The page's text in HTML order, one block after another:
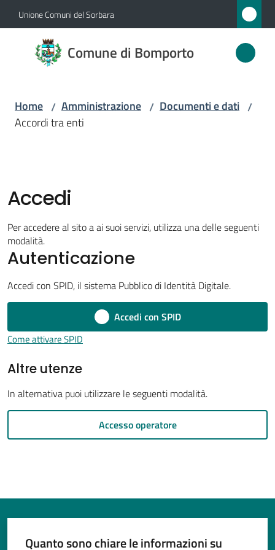
Vai al contenuto
Vai alla navigazione
Vai al footer
Unione Comuni del Sorbara
Comune di Bomporto
Comune
di
Servizi
Vivere
Bomporto
Tutti
argomenti...
su
Home / Amministrazione / Documenti e dati /
Accordi tra enti
Accedi
Per accedere al sito a ai suoi servizi, utilizza una delle seguenti
modalità.
Autenticazione
Accedi con SPID, il sistema Pubblico di Identità Digitale.
Accedi con SPID
Come attivare SPID
Altre utenze
In alternativa puoi utilizzare le seguenti modalità.
Accesso operatore
Quanto sono chiare le informazioni su